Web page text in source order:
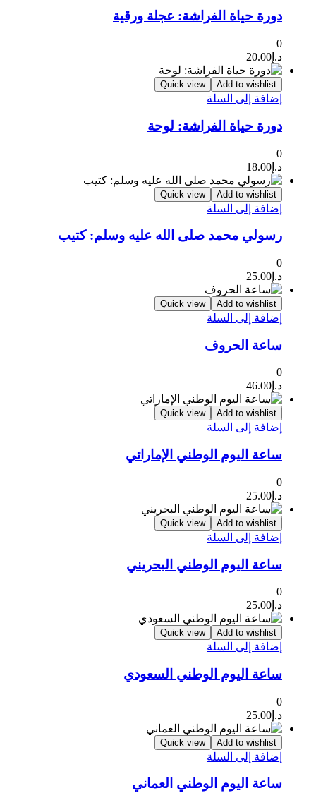
دورة حياة الفراشة: عجلة ورقية
0
د.إ 20.00
Add to wishlist
Quick view
إضافة إلى السلة
دورة حياة الفراشة: لوحة
0
د.إ 18.00
Add to wishlist
Quick view
إضافة إلى السلة
رسولي محمد صلى الله عليه وسلم: كتيب
0
د.إ 25.00
Add to wishlist
Quick view
إضافة إلى السلة
ساعة الحروف
0
د.إ 46.00
Add to wishlist
Quick view
إضافة إلى السلة
ساعة اليوم الوطني الإماراتي
0
د.إ 25.00
Add to wishlist
Quick view
إضافة إلى السلة
ساعة اليوم الوطني البحريني
0
د.إ 25.00
Add to wishlist
Quick view
إضافة إلى السلة
ساعة اليوم الوطني السعودي
0
د.إ 25.00
Add to wishlist
Quick view
إضافة إلى السلة
ساعة اليوم الوطني العماني